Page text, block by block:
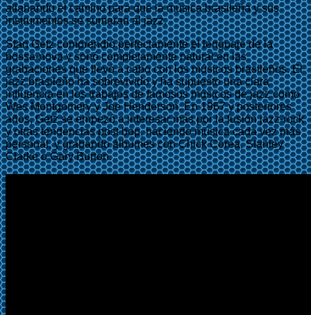
allanando el camino para que la música brasileña y sus
instrumentos se sumaran al jazz.
Stan Getz comprendió perfectamente el lenguaje de la
bossa-nova y sonó completamente natural en las
grabaciones que llevó a cabo con los músicos brasileños. El
jazz brasileño ha sobrevivido y ha supuesto una clara
influencia en los trabajos de famosos músicos de jazz como
Wes Montgomery y Joe Henderson. En 1967 y posteriores
años, Getz se empezó a interesar más por la fusión jazz-rock
y otras tendencias post bop, haciendo música cada vez más
personal, y grabando álbumes con Chick Corea, Stanley
Clarke o Gary Burton.